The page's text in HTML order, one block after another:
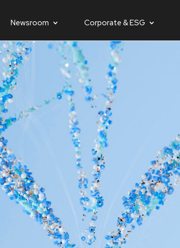
Newsroom Corporate & ESG